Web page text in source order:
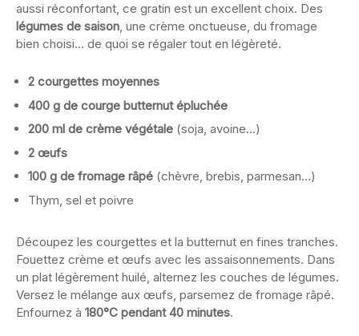
aussi réconfortant, ce gratin est un excellent choix. Des
légumes de saison, une crème onctueuse, du fromage
bien choisi… de quoi se régaler tout en légèreté.
2 courgettes moyennes
400 g de courge butternut épluchée
200 ml de crème végétale (soja, avoine…)
2 œufs
100 g de fromage râpé (chèvre, brebis, parmesan…)
Thym, sel et poivre
Découpez les courgettes et la butternut en fines tranches.
Fouettez crème et œufs avec les assaisonnements. Dans
un plat légèrement huilé, alternez les couches de légumes.
Versez le mélange aux œufs, parsemez de fromage râpé.
Enfournez à 180°C pendant 40 minutes.